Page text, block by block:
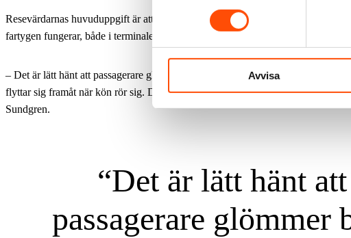
Avvisa
Resevärdarnas huvuduppgift är att möta passagerare och se till att flödet till och
fartygen fungerar, både i terminalerna och i trapphus och utgångar till bildäck.
– Det är lätt hänt att passagerare glömmer bort att hålla avstånd. De står och
flyttar sig framåt när kön rör sig. Då har vi gått dit och påmint vänligt, säger Mia
Sundgren.
Det är lätt hänt att
passagerare glömmer